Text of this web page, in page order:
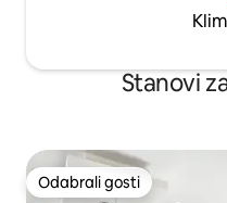
Stanovi
Odabrali gosti
Odabrali gosti